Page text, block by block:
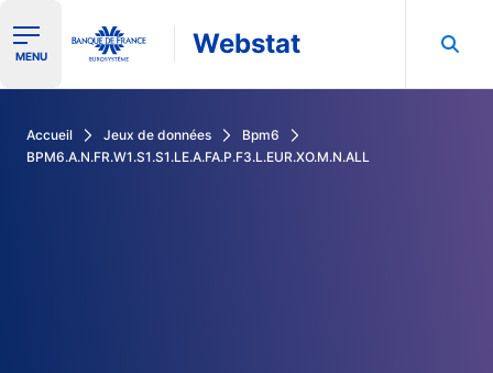
Ouvrir le menu de navigation
MENU Webstat
Accueil Jeux de données
Bpm6
BPM6.A.N.FR.W1.S1.S1.LE.A.FA.P.F3.L.EUR.XO.M.N.ALL